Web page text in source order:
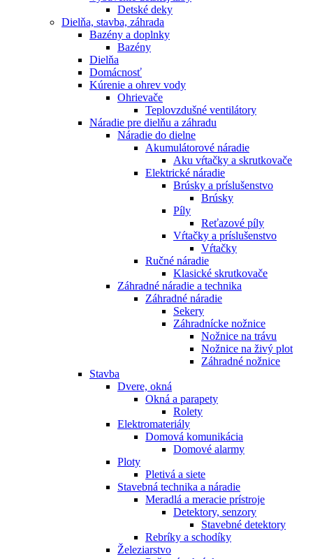
Detské deky
Dielňa, stavba, záhrada
Bazény a doplnky
Bazény
Dielňa
Domácnosť
Kúrenie a ohrev vody
Ohrievače
Teplovzdušné ventilátory
Náradie pre dielňu a záhradu
Náradie do dielne
Akumulátorové náradie
Aku vŕtačky a skrutkovače
Elektrické náradie
Brúsky a príslušenstvo
Brúsky
Píly
Reťazové píly
Vŕtačky a príslušenstvo
Vŕtačky
Ručné náradie
Klasické skrutkovače
Záhradné náradie a technika
Záhradné náradie
Sekery
Záhradnícke nožnice
Nožnice na trávu
Nožnice na živý plot
Záhradné nožnice
Stavba
Dvere, okná
Okná a parapety
Rolety
Elektromateriály
Domová komunikácia
Domové alarmy
Ploty
Pletivá a siete
Stavebná technika a náradie
Meradlá a meracie prístroje
Detektory, senzory
Stavebné detektory
Rebríky a schodíky
Železiarstvo